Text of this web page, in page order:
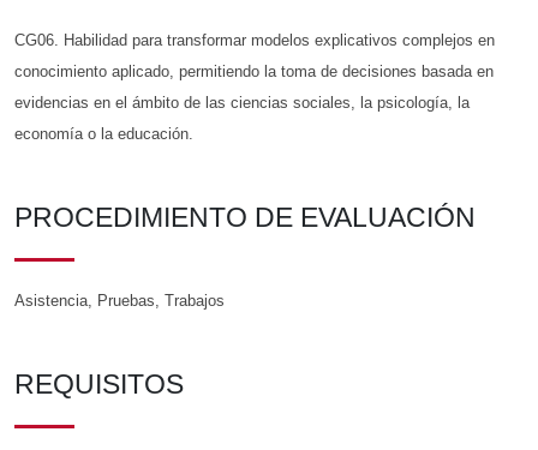
CG06. Habilidad para transformar modelos explicativos complejos en
conocimiento aplicado, permitiendo la toma de decisiones basada en
evidencias en el ámbito de las ciencias sociales, la psicología, la
economía o la educación.
PROCEDIMIENTO DE EVALUACIÓN
Asistencia, Pruebas, Trabajos
REQUISITOS